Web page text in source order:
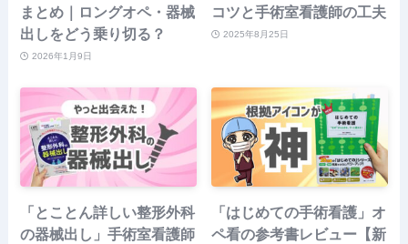
まとめ｜ロングオペ・器械
出しをどう乗り切る？
2026年1月9日
コツと手術室看護師の工夫
2025年8月25日
「とことん詳しい整形外科
の器械出し」手術室看護師
「はじめての手術看護」オ
ペ看の参考書レビュー【新